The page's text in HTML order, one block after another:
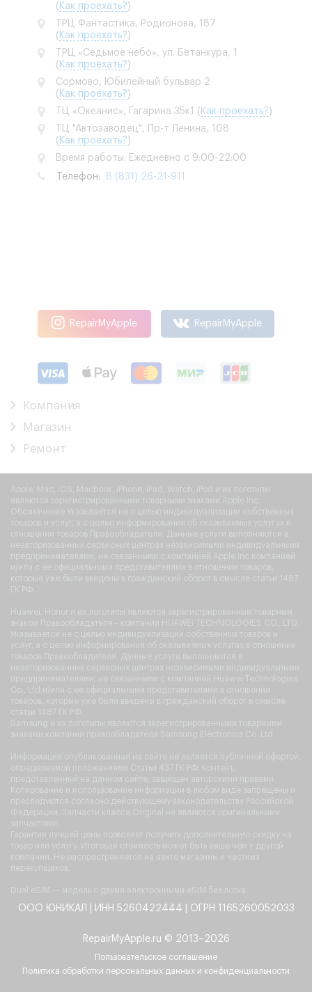
( Как проехать? )
ТРЦ Фантастика, Родионова, 187
( Как проехать? )
ТРЦ «Седьмое небо», ул. Бетанкура, 1
( Как проехать? )
Сормово, Юбилейный бульвар 2
( Как проехать? )
ТЦ «Океанис», Гагарина 35к1
( Как проехать? )
ТЦ "Автозаводец", Пр-т Ленина, 108
( Как проехать? )
Время работы: Ежедневно с 9:00-22:00
Телефон: 8 (831) 26-21-911
RepairMyApple RepairMyApple
Компания
Магазин
Ремонт
Apple, Mac, iOS, Macbook, iPhone, iPad, Watch, iPod и их логотипы
являются зарегистрированными товарными знаками Apple Inc.
Обозначение Указывается не с целью индивидуализации собственных
товаров и услуг, а с целью информирования об оказываемых услугах в
отношении товаров Правообладателя. Данные услуги выполняются в
неавторизованных сервисных центрах независимыми индивидуальными
предпринимателями, не связанными с компанией Apple Inc компанией
и/или с ее официальными представителями в отношении товаров,
которые уже были введены в гражданский оборот в смысле статьи 1487
ГК РФ.
Huawei, Honor и их логотипы являются зарегистрированным товарным
знаком Правообладателя - компании HUAWEI TECHNOLOGIES CO., LTD.
Указывается не с целью индивидуализации собственных товаров и
услуг, а с целью информирования об оказываемых услугах в отношении
товаров Правообладателя. Данные услуги выполняются в
неавторизованных сервисных центрах независимыми индивидуальными
предпринимателями, не связанными с компанией Huawei Technologies
Co., Ltd и/или с ее официальными представителями в отношении
товаров, которые уже были введены в гражданский оборот в смысле
статьи 1487 ГК РФ.
Samsung и их логотипы являются зарегистрированными товарными
знаками компании правообладателя Samsung Electronics Co. Ltd.
Информация опубликованная на сайте не является публичной офертой,
определяемой положениями Статьи 437 ГК РФ. Контент,
представленный на данном сайте, защищен авторскими правами.
Копирование и использование информации в любом виде запрещены и
преследуются согласно действующему законодательству Российской
Федерации. Запчасти класса Original не являются оригинальными
запчастями.
Гарантия лучшей цены позволяет получить дополнительную скидку на
товар или услугу. Итоговая стоимость может быть выше чем у другой
компании. Не распространяется на авито магазины и частных
перекупщиков.
Dual eSIM — модель с двумя электронными eSIM без лотка.
ООО ЮНИКАЛ | ИНН 5260422444 | ОГРН 1165260052033
RepairMyApple.ru © 2013–2026
Пользовательское соглашение
Политика обработки персональных данных и конфиденциальности